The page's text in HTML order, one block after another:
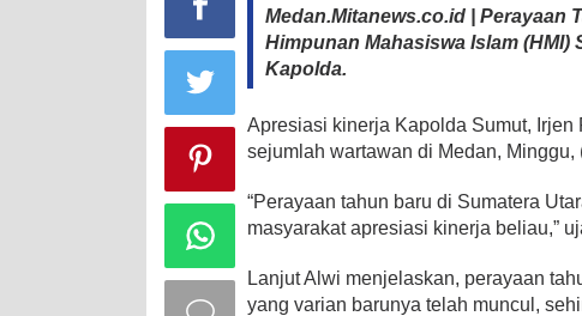
Medan.Mitanews.co.id | Perayaan
Himpunan Mahasiswa Islam
Kapolda.
Apresiasi kinerja Kapolda Sumut,
sejumlah wartawan di Medan, Minggu,
“Perayaan tahun baru di Sumatera
masyarakat apresiasi kinerja beliau,”
Lanjut Alwi menjelaskan, perayaan
yang varian barunya telah muncul,